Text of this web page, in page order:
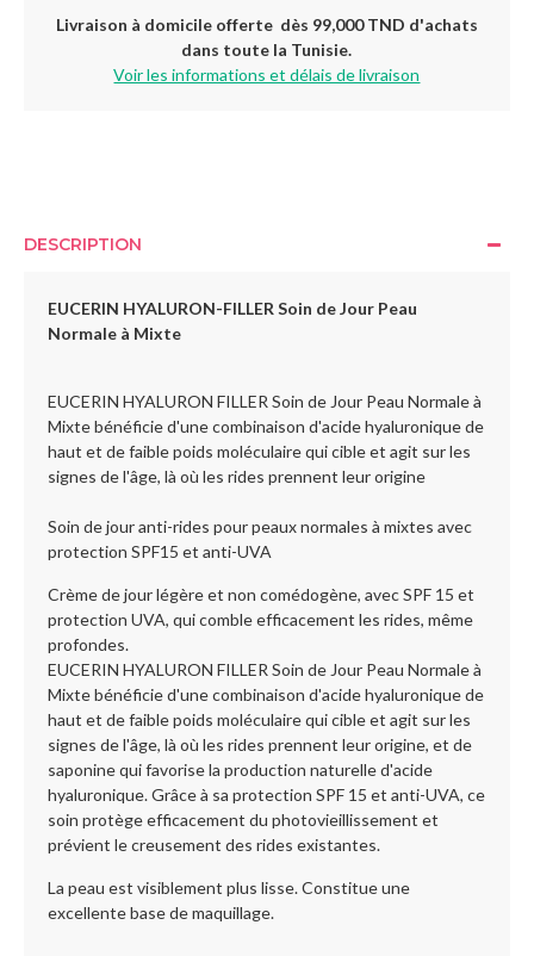
Livraison à domicile offerte dès 99,000 TND d'achats
dans toute la Tunisie.
Voir les informations et délais de livraison
DESCRIPTION
EUCERIN HYALURON-FILLER Soin de Jour Peau
Normale à Mixte
EUCERIN HYALURON FILLER Soin de Jour Peau Normale à
Mixte bénéficie d'une combinaison d'acide hyaluronique de
haut et de faible poids moléculaire qui cible et agit sur les
signes de l'âge, là où les rides prennent leur origine
Soin de jour anti-rides pour peaux normales à mixtes avec
protection SPF15 et anti-UVA
Crème de jour légère et non comédogène, avec SPF 15 et
protection UVA, qui comble efficacement les rides, même
profondes.
EUCERIN HYALURON FILLER Soin de Jour Peau Normale à
Mixte bénéficie d'une combinaison d'acide hyaluronique de
haut et de faible poids moléculaire qui cible et agit sur les
signes de l'âge, là où les rides prennent leur origine, et de
saponine qui favorise la production naturelle d'acide
hyaluronique. Grâce à sa protection SPF 15 et anti-UVA, ce
soin protège efficacement du photovieillissement et
prévient le creusement des rides existantes.
La peau est visiblement plus lisse. Constitue une
excellente base de maquillage.